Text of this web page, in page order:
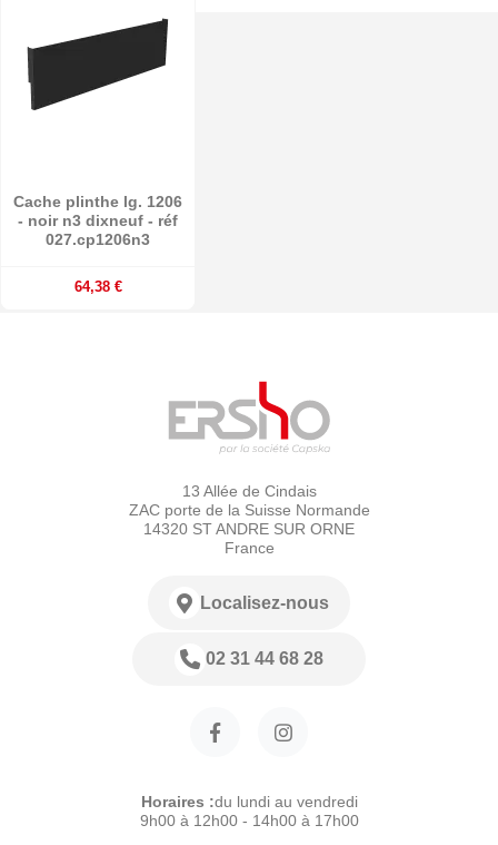
Cache plinthe lg. 1206
- noir n3 dixneuf - réf
027.cp1206n3
64,38 €
13 Allée de Cindais
ZAC porte de la Suisse Normande
14320 ST ANDRE SUR ORNE
France
Localisez-nous
02 31 44 68 28
Horaires :du lundi au vendredi
9h00 à 12h00 - 14h00 à 17h00